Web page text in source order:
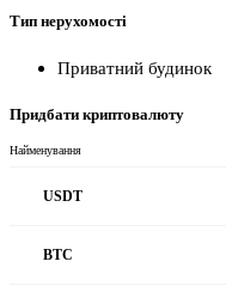
Тип нерухомості
Приватний будинок
Придбати криптовалюту
Найменування
USDT
BTC